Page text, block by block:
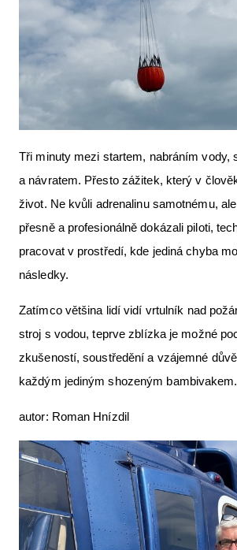
Tři minuty mezi startem, nabráním vody,
a návratem. Přesto zážitek, který v
život. Ne kvůli adrenalinu samotnému,
přesně a profesionálně dokázali piloti,
pracovat v prostředí, kde jediná chyba
následky.
Zatímco většina lidí vidí vrtulník nad
stroj s vodou, teprve zblízka je možné
zkušeností, soustředění a vzájemné
každým jediným shozeným bambivakem.
autor: Roman Hnízdil